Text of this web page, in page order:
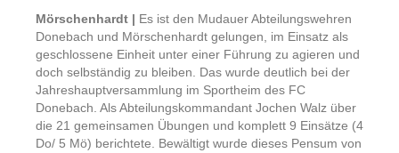
Mörschenhardt | Es ist den Mudauer Abteilungswehren
Donebach und Mörschenhardt gelungen, im Einsatz als
geschlossene Einheit unter einer Führung zu agieren und
doch selbständig zu bleiben. Das wurde deutlich bei der
Jahreshauptversammlung im Sportheim des FC
Donebach. Als Abteilungskommandant Jochen Walz über
die 21 gemeinsamen Übungen und komplett 9 Einsätze (4
Do/ 5 Mö) berichtete. Bewältigt wurde dieses Pensum von